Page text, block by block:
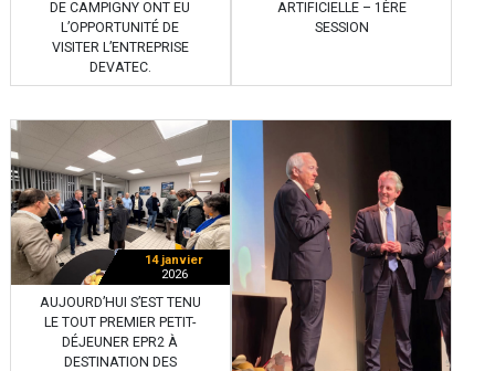
DE CAMPIGNY ONT EU
L’OPPORTUNITÉ DE
VISITER L’ENTREPRISE
DEVATEC.
ARTIFICIELLE – 1ÈRE
SESSION
14 janvier
2026
AUJOURD’HUI S’EST TENU
LE TOUT PREMIER PETIT-
DÉJEUNER EPR2 À
DESTINATION DES